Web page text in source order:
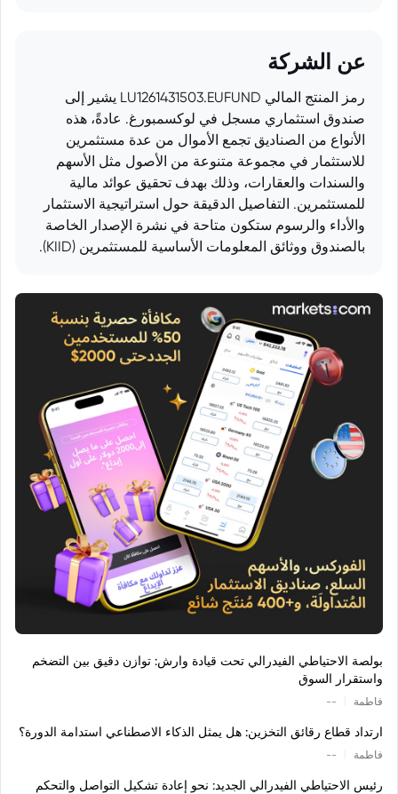
عن الشركة
رمز المنتج المالي LU1261431503.EUFUND يشير إلى
صندوق استثماري مسجل في لوكسمبورغ. عادةً، هذه
الأنواع من الصناديق تجمع الأموال من عدة مستثمرين
للاستثمار في مجموعة متنوعة من الأصول مثل الأسهم
والسندات والعقارات، وذلك بهدف تحقيق عوائد مالية
للمستثمرين. التفاصيل الدقيقة حول استراتيجية الاستثمار
والأداء والرسوم ستكون متاحة في نشرة الإصدار الخاصة
بالصندوق ووثائق المعلومات الأساسية للمستثمرين (KIID).
بولصة الاحتياطي الفيدرالي تحت قيادة وارش: توازن دقيق بين التضخم
واستقرار السوق
فاطمة --
ارتداد قطاع رقائق التخزين: هل يمثل الذكاء الاصطناعي استدامة الدورة؟
فاطمة --
رئيس الاحتياطي الفيدرالي الجديد: نحو إعادة تشكيل التواصل والتحكم